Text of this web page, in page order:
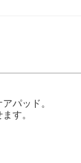
パッド。
す。